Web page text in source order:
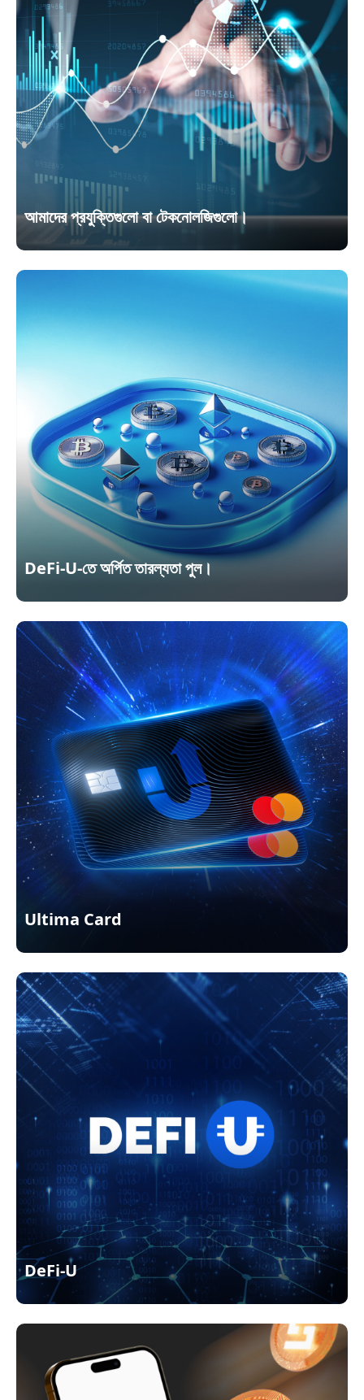
আমাদের প্রযুক্তিগুলো বা টেকনোলজিগুলো।
DeFi-U-তে অর্পিত তারল্যতা পুল।
Ultima Card
DeFi-U